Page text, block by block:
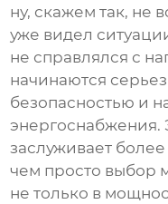
ну, скажем так, не
уже видел
не справлялся с
начинаются
безопасностью и
энергоснабжения.
заслуживает
чем просто выбор
не только в